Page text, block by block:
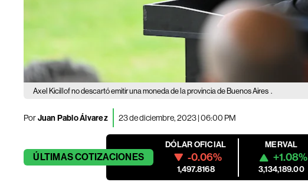
Axel Kicillof no descartó emitir una moneda de la provincia de Buenos Aires .
PorJuan Pablo Álvarez 23 de diciembre, 2023 | 06:00 PM
ÚLTIMASCOTIZACIONES
DÓLAR OFICIAL
-0.06%
1,497.8168
MERVAL
+1.08%
3,134,189.00